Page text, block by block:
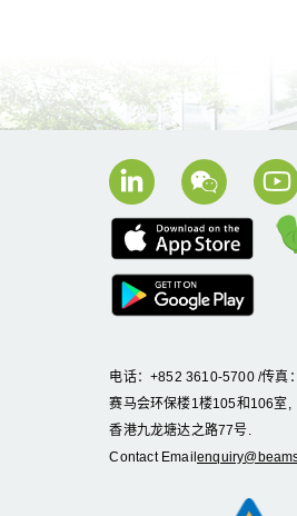
电话：+852 3610-5700 /传真
赛马会环保楼1楼105和106室,
香港九龙塘达之路77号.
Contact Email